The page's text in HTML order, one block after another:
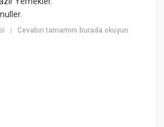
|Cevabın tamamını burada okuyun: